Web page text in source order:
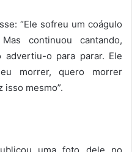
“Ele sofreu um coágulo
continuou cantando,
o para parar. Ele
morrer, quero morrer
isso mesmo”.